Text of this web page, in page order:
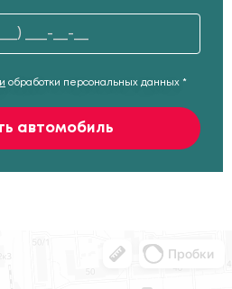
обработки персональных данных *
автомобиль